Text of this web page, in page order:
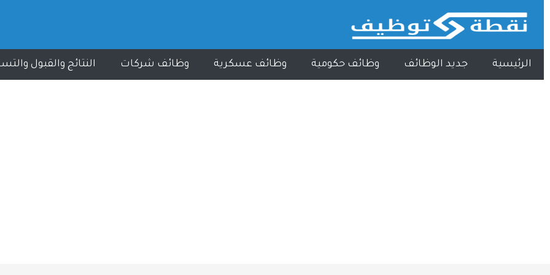
الرئيسية جديد الوظائف وظائف حكومية وظائف عسكرية وظائف شركات النتائج والقبول